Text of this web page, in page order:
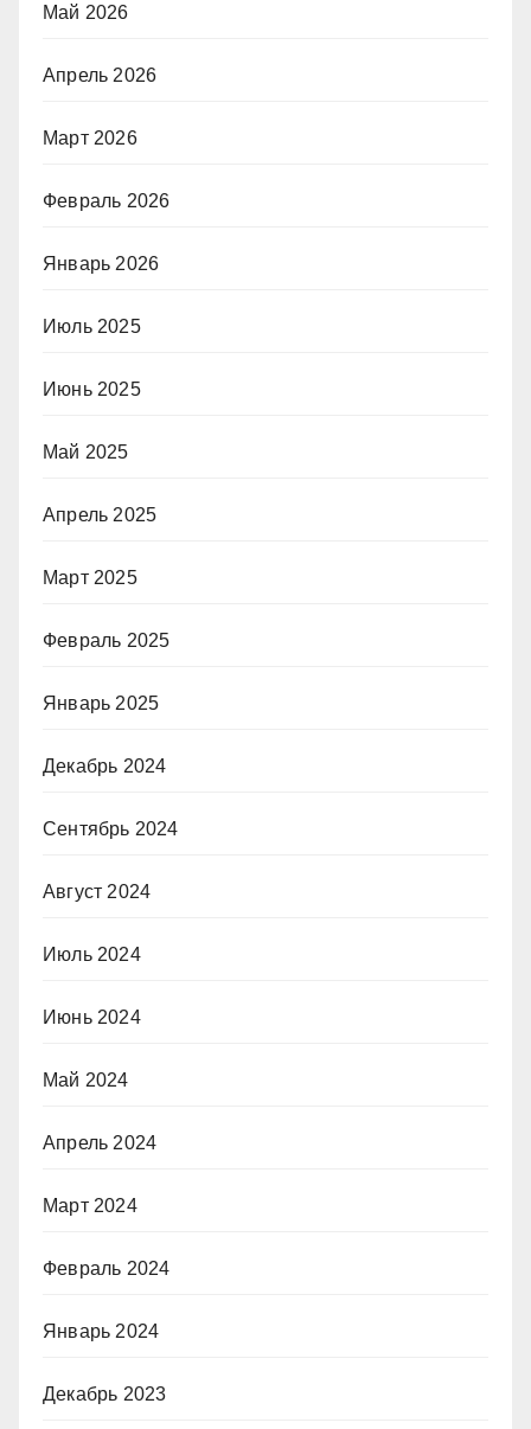
Май 2026
Апрель 2026
Март 2026
Февраль 2026
Январь 2026
Июль 2025
Июнь 2025
Май 2025
Апрель 2025
Март 2025
Февраль 2025
Январь 2025
Декабрь 2024
Сентябрь 2024
Август 2024
Июль 2024
Июнь 2024
Май 2024
Апрель 2024
Март 2024
Февраль 2024
Январь 2024
Декабрь 2023